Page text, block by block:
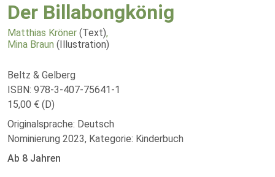
Der Billabongkönig
Matthias Kröner (Text),
Mina Braun (Illustration)
Beltz & Gelberg
ISBN: 978-3-407-75641-1
15,00 € (D)
Originalsprache: Deutsch
Nominierung 2023, Kategorie: Kinderbuch
Ab 8 Jahren